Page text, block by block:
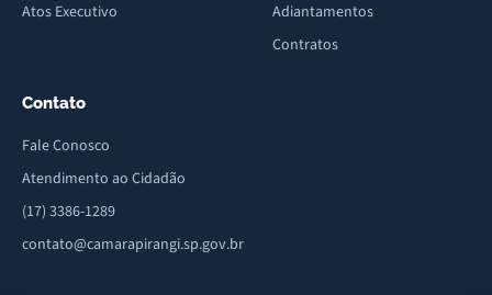
Atos Executivo
Adiantamentos
Contratos
Contato
Fale Conosco
Atendimento ao Cidadão
(17) 3386-1289
contato@camarapirangi.sp.gov.br